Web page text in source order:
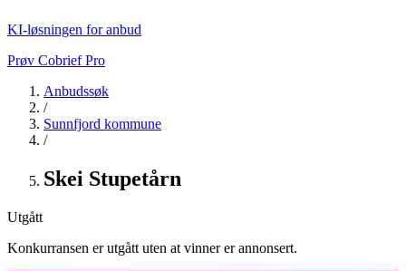
KI-løsningen for anbud
Prøv Cobrief Pro
Anbudssøk
/
Sunnfjord kommune
/
Skei Stupetårn
Utgått
Konkurransen er utgått uten at vinner er annonsert.